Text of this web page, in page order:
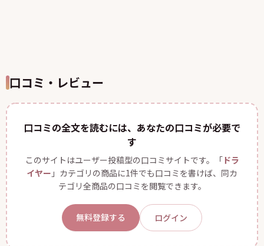
口コミ・レビュー
口コミの全文を読むには、あなたの口コミが必要で
す
このサイトはユーザー投稿型の口コミサイトです。「ドラ
イヤー 」カテゴリの商品に1件でも口コミを書けば、同カ
テゴリ全商品の口コミを閲覧できます。
無料登録する ログイン